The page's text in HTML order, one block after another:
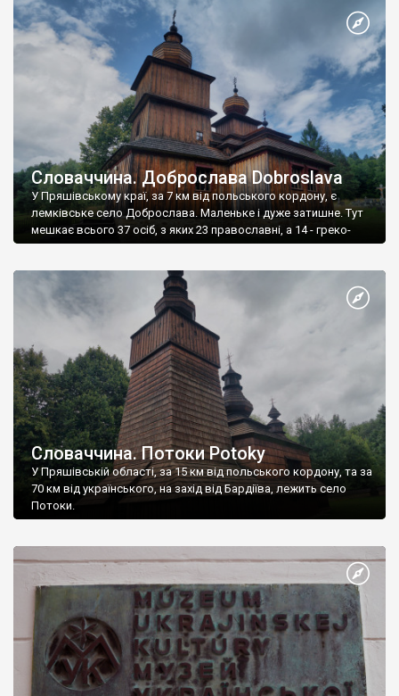
Словаччина. Доброслава Dobroslava
У Пряшівському краї, за 7 км від польського кордону, є
лемківське село Доброслава. Маленьке і дуже затишне. Тут
мешкає всього 37 осіб, з яких 23 православні, а 14 - греко-
католики.
Словаччина. Потоки Potoky
У Пряшівській області, за 15 км від польського кордону, та за
70 км від українського, на захід від Бардіїва, лежить село
Потоки.